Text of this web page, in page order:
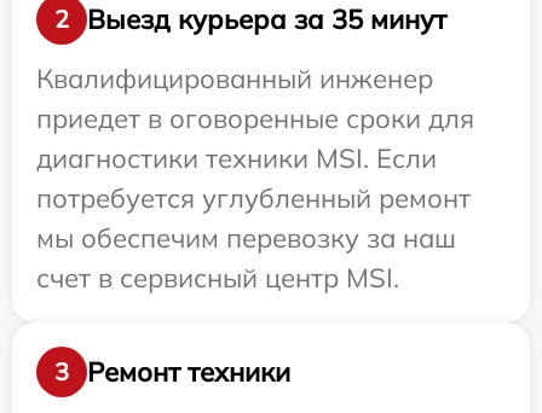
2
Выезд курьера за 35 минут
Квалифицированный инженер
приедет в оговоренные сроки для
диагностики техники MSI. Если
потребуется углубленный ремонт
мы обеспечим перевозку за наш
счет в сервисный центр MSI.
3
Ремонт техники